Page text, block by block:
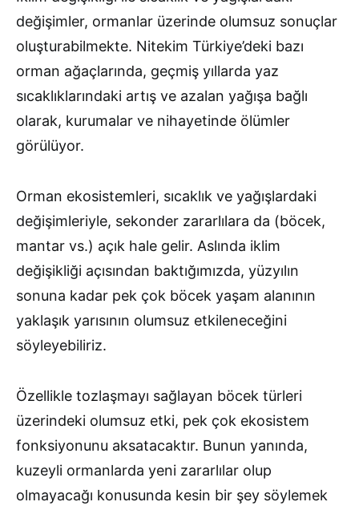
değişimler, ormanlar üzerinde olumsuz sonuçlar
oluşturabilmekte. Nitekim Türkiye’deki bazı
orman ağaçlarında, geçmiş yıllarda yaz
sıcaklıklarındaki artış ve azalan yağışa bağlı
olarak, kurumalar ve nihayetinde ölümler
görülüyor.
Orman ekosistemleri, sıcaklık ve yağışlardaki
değişimleriyle, sekonder zararlılara da (böcek,
mantar vs.) açık hale gelir. Aslında iklim
değişikliği açısından baktığımızda, yüzyılın
sonuna kadar pek çok böcek yaşam alanının
yaklaşık yarısının olumsuz etkileneceğini
söyleyebiliriz.
Özellikle tozlaşmayı sağlayan böcek türleri
üzerindeki olumsuz etki, pek çok ekosistem
fonksiyonunu aksatacaktır. Bunun yanında,
kuzeyli ormanlarda yeni zararlılar olup
olmayacağı konusunda kesin bir şey söylemek